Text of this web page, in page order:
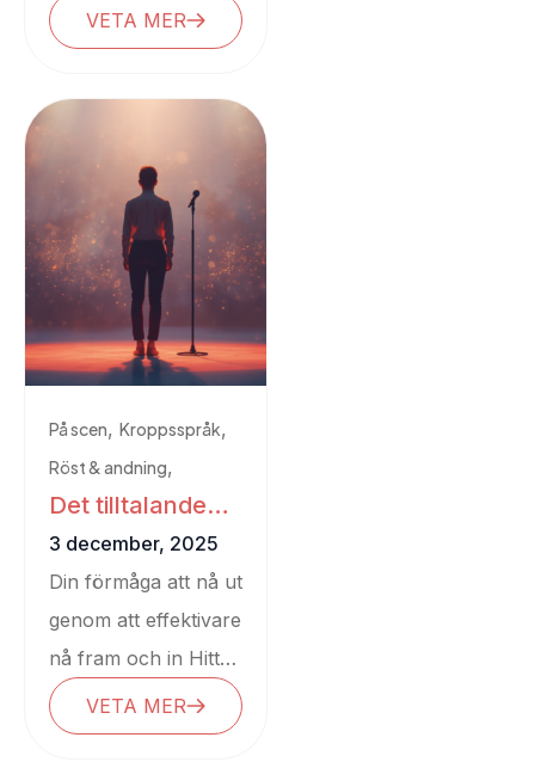
föreläsning med
retorikexperten Filip
VETA MER
På scen, Kroppsspråk,
Röst & andning,
Tips & tricks
Det tilltalande
tilltalet
3 december, 2025
Din förmåga att nå ut
genom att effektivare
nå fram och in Hitta
rätt rytm i ditt
personliga sätt att...
VETA MER